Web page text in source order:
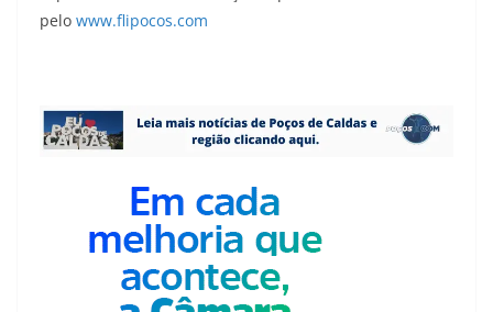
pelo www.flipocos.com